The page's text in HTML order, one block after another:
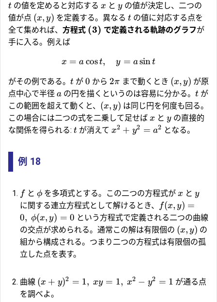
t の値を定めると対応する x と yの値が決定し、二つの
値が点 (x, y) を定義する。異なる tの値に対応する点を
全て集めれば、 方程式 (3) で定義される軌跡のグラフが
手に入る。例えば
x = a cost, y = asint
がその例である。 t が 0 から 2π まで動くとき (x, y) が原
点中心で半径 a の円を描くというのは容易に分かる。 t が
この範囲を超えて動くと、 (x, y) は同じ円を何度も回る。
この場合には二つの式を二乗して足せば x と yの直接的
な関係を得られる: t が消えて x2 + y2 = a2 となる。
例 18
f とϕ を多項式とする。この二つの方程式がx とy
に関する連立方程式として解けるとき、 f(x, y) =
0, ϕ(x, y) = 0 という方程式で定義される二つの曲線
の交点が求められる。通常この解は有限個の (x, y) の
組から構成される。つまり二つの方程式は有限個の孤
立した点を表す。
曲線 (x + y)2 = 1, xy = 1, x2 − y2 = 1 が通る点
を調べよ。